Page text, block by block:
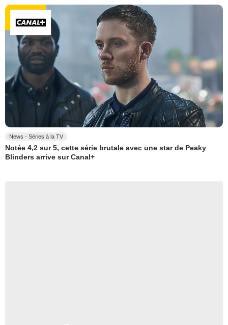
News - Séries à la TV
Notée 4,2 sur 5, cette série brutale avec une star de Peaky
Blinders arrive sur Canal+